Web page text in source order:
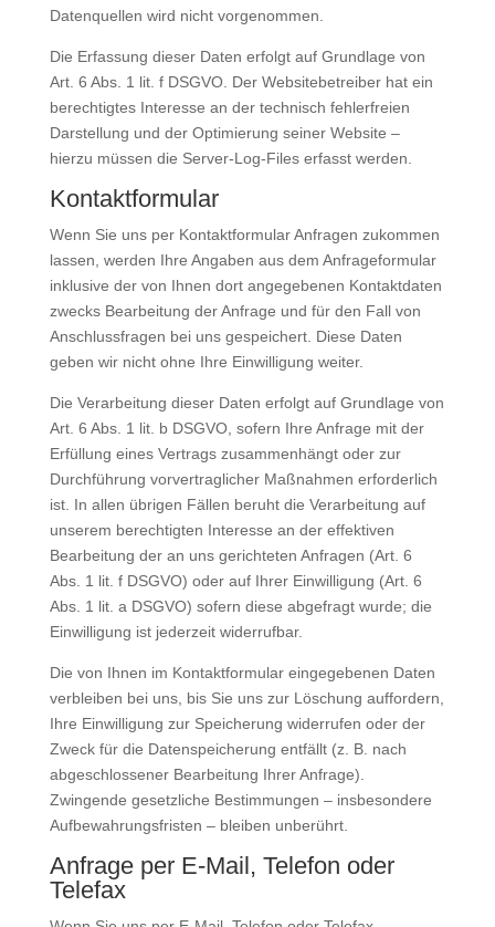
Datenquellen wird nicht vorgenommen.
Die Erfassung dieser Daten erfolgt auf Grundlage von
Art. 6 Abs. 1 lit. f DSGVO. Der Websitebetreiber hat ein
berechtigtes Interesse an der technisch fehlerfreien
Darstellung und der Optimierung seiner Website –
hierzu müssen die Server-Log-Files erfasst werden.
Kontaktformular
Wenn Sie uns per Kontaktformular Anfragen zukommen
lassen, werden Ihre Angaben aus dem Anfrageformular
inklusive der von Ihnen dort angegebenen Kontaktdaten
zwecks Bearbeitung der Anfrage und für den Fall von
Anschlussfragen bei uns gespeichert. Diese Daten
geben wir nicht ohne Ihre Einwilligung weiter.
Die Verarbeitung dieser Daten erfolgt auf Grundlage von
Art. 6 Abs. 1 lit. b DSGVO, sofern Ihre Anfrage mit der
Erfüllung eines Vertrags zusammenhängt oder zur
Durchführung vorvertraglicher Maßnahmen erforderlich
ist. In allen übrigen Fällen beruht die Verarbeitung auf
unserem berechtigten Interesse an der effektiven
Bearbeitung der an uns gerichteten Anfragen (Art. 6
Abs. 1 lit. f DSGVO) oder auf Ihrer Einwilligung (Art. 6
Abs. 1 lit. a DSGVO) sofern diese abgefragt wurde; die
Einwilligung ist jederzeit widerrufbar.
Die von Ihnen im Kontaktformular eingegebenen Daten
verbleiben bei uns, bis Sie uns zur Löschung auffordern,
Ihre Einwilligung zur Speicherung widerrufen oder der
Zweck für die Datenspeicherung entfällt (z. B. nach
abgeschlossener Bearbeitung Ihrer Anfrage).
Zwingende gesetzliche Bestimmungen – insbesondere
Aufbewahrungsfristen – bleiben unberührt.
Anfrage per E-Mail, Telefon oder
Telefax